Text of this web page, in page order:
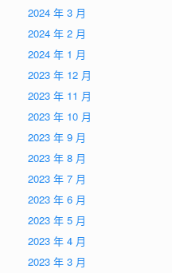
2024 年 3 月
2024 年 2 月
2024 年 1 月
2023 年 12 月
2023 年 11 月
2023 年 10 月
2023 年 9 月
2023 年 8 月
2023 年 7 月
2023 年 6 月
2023 年 5 月
2023 年 4 月
2023 年 3 月